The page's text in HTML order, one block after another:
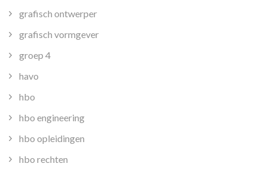
grafisch ontwerper
grafisch vormgever
groep 4
havo
hbo
hbo engineering
hbo opleidingen
hbo rechten